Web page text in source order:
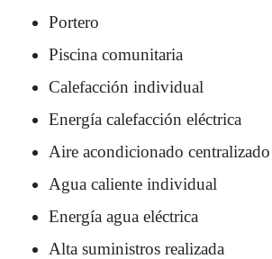
Portero
Piscina comunitaria
Calefacción individual
Energía calefacción eléctrica
Aire acondicionado centralizado
Agua caliente individual
Energía agua eléctrica
Alta suministros realizada